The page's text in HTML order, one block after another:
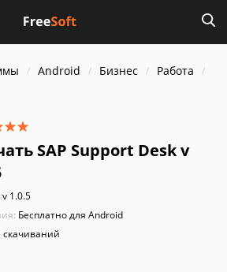
Android Бизнес
Работа
SAP Support Desk v
v 1.0.5
Бесплатно для Android
скачиваний